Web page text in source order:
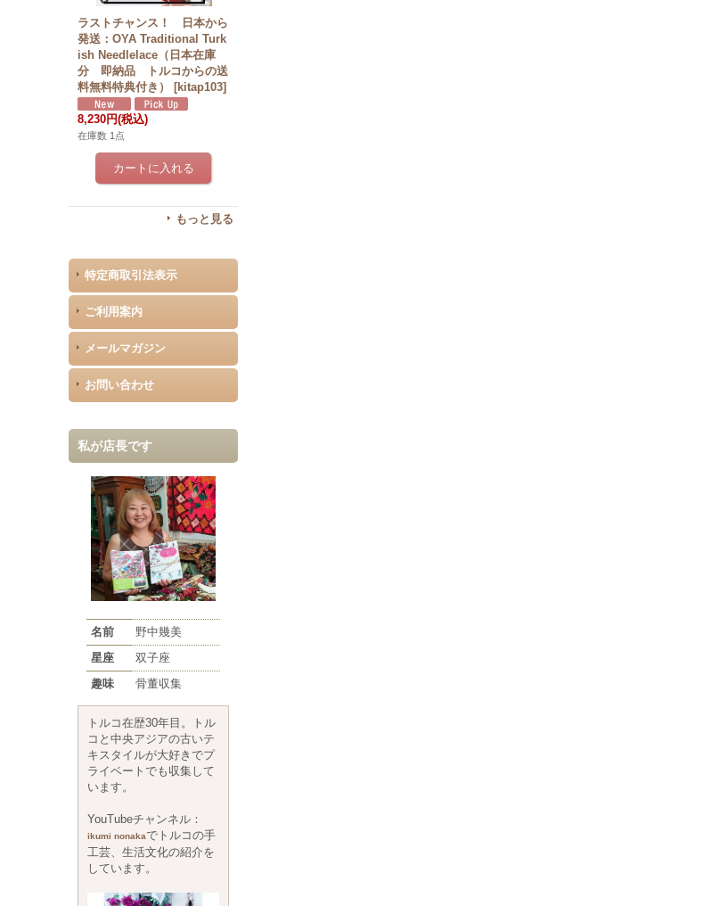
ラストチャンス！ 日本から
発送：OYA Traditional Turk
ish Needlelace（日本在庫
分 即納品 トルコからの送
料無料特典付き）
[kitap103]
8,230円(税込)
在庫数 1点
もっと見る
特定商取引法表示
ご利用案内
メールマガジン
お問い合わせ
私が店長です
名前
野中幾美
星座
双子座
趣味
骨董収集
トルコ在歴30年目。トル
コと中央アジアの古いテ
キスタイルが大好きでプ
ライベートでも収集して
います。
YouTubeチャンネル：
ikumi nonakaでトルコの手
工芸、生活文化の紹介を
しています。